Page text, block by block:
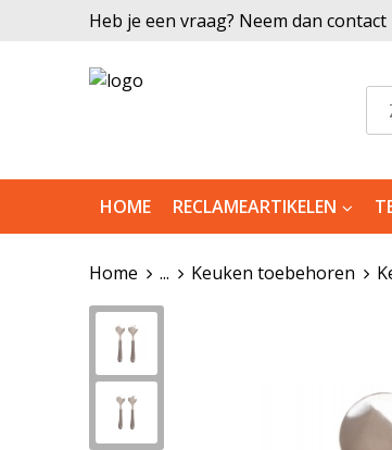
Heb je een vraag? Neem dan
HOME RECLAMEARTIKELEN
Home ... Keuken toebehoren